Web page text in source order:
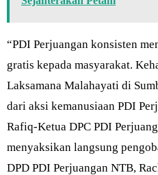
“PDI Perjuangan konsisten
gratis kepada masyarakat.
Laksamana Malahayati di
dari aksi kemanusiaan PDI
Rafiq-Ketua DPC PDI
menyaksikan langsung
DPD PDI Perjuangan NTB,